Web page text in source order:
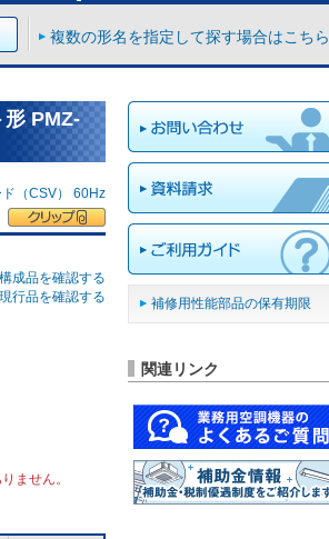
複数の形名を指定して探す場合はこちら
形 PMZ-
（CSV） 60Hz
成品を確認する
現行品を確認する
ません。
補修用性能部品の保有期限
関連リンク